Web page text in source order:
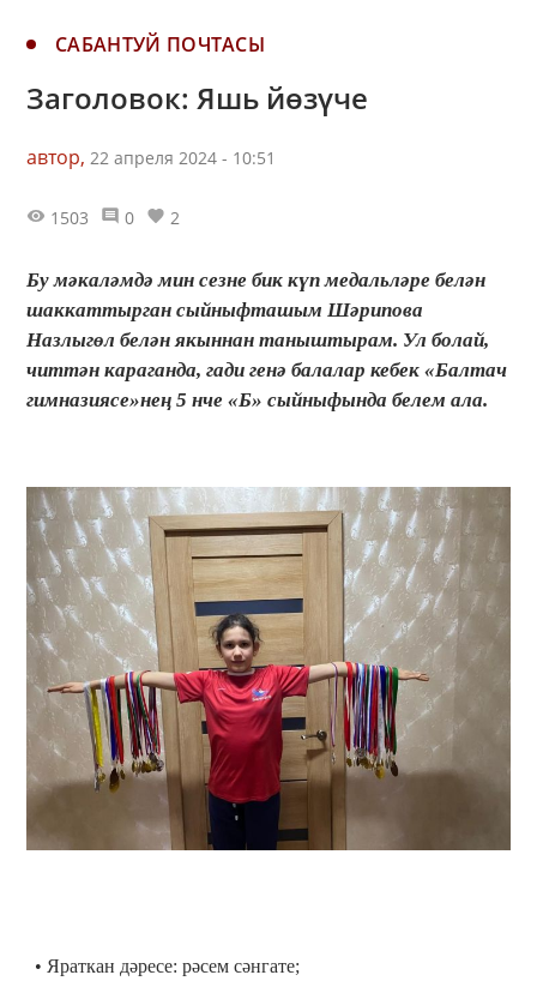
САБАНТУЙ ПОЧТАСЫ
Заголовок: Яшь йөзүче
автор, 22 апреля 2024 - 10:51
1503 0 2
Бу мәкаләмдә мин сезне бик күп медальләре белән
шаккаттырган сыйныфташым Шәрипова
Назлыгөл белән якыннан таныштырам. Ул болай,
читтән караганда, гади генә балалар кебек «Балтач
гимназиясе»нең 5 нче «Б» сыйныфында белем ала.
• Яраткан дәресе: рәсем сәнгате;